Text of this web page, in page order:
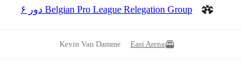
Belgian Pro League Relegation Group دور ۶
Easi Arena
Kevin Van Damme